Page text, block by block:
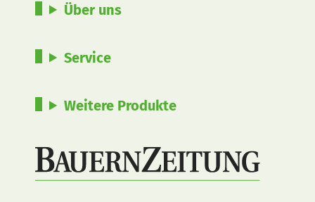
Über uns
Service
Weitere Produkte